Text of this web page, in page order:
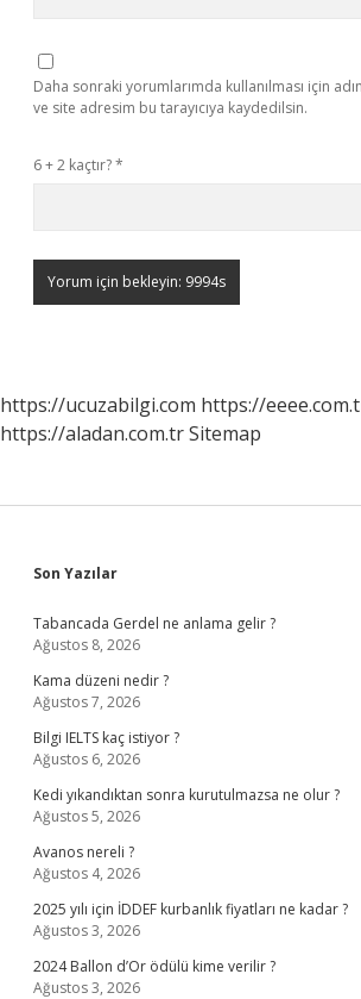
Daha sonraki yorumlarımda kullanılması için
ve site adresim bu tarayıcıya kaydedilsin.
6 + 2 kaçtır?*
https://ucuzabilgi.com https://
https://aladan.com.trSitemap
Sidebar
Son Yazılar
Tabancada Gerdel ne anlama gelir ?
Ağustos 8, 2026
Kama düzeni nedir ?
Ağustos 7, 2026
Bilgi IELTS kaç istiyor ?
Ağustos 6, 2026
Kedi yıkandıktan sonra kurutulmazsa ne olur ?
Ağustos 5, 2026
Avanos nereli ?
Ağustos 4, 2026
2025 yılı için İDDEF kurbanlık fiyatları ne kadar ?
Ağustos 3, 2026
2024 Ballon d’Or ödülü kime verilir ?
Ağustos 3, 2026